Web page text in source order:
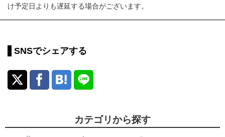
け予定日よりも遅延する場合がございます。
SNSでシェアする
カテゴリから探す